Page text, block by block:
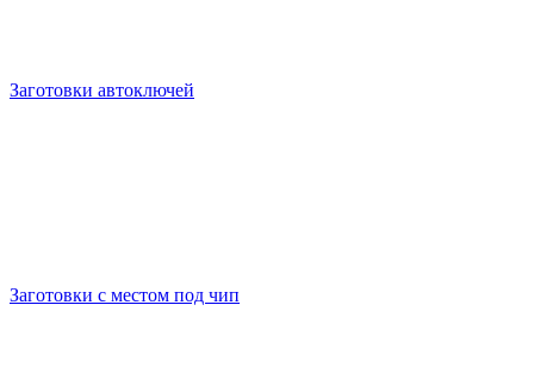
Заготовки автоключей
Заготовки с местом под чип